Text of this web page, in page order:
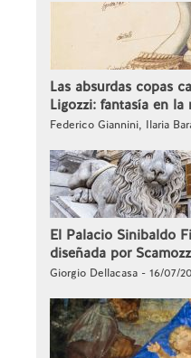
Las absurdas copas
Ligozzi: fantasía en
Federico Giannini, Ilaria
El Palacio Sinibaldo
diseñada por
Giorgio Dellacasa - 16/07/